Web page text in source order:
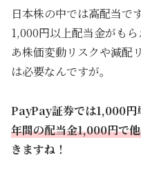
日本株の中では高配当で
1,000円以上配当金がも
あ株価変動リスクや減配
は必要なんですが。
PayPay証券では1,000円
年間の配当金1,000円で
きますね！